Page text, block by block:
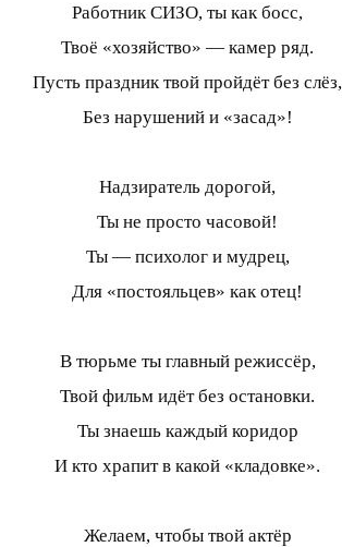
Работник СИЗО, ты как босс,
Твоё «хозяйство» — камер ряд.
Пусть праздник твой пройдёт без слёз,
Без нарушений и «засад»!
Надзиратель дорогой,
Ты не просто часовой!
Ты — психолог и мудрец,
Для «постояльцев» как отец!
В тюрьме ты главный режиссёр,
Твой фильм идёт без остановки.
Ты знаешь каждый коридор
И кто храпит в какой «кладовке».
Желаем, чтобы твой актёр